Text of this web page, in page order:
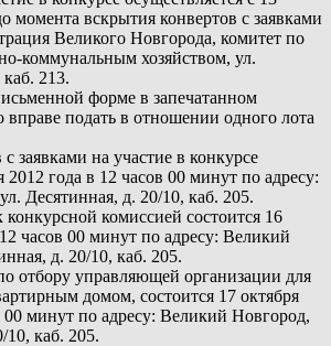
момента вскрытия конвертов с заявками
Великого Новгорода, комитет по
коммунальным хозяйством, ул.
213.
форме в запечатанном
подать в отношении одного лота
заявками на участие в конкурсе
2012 года в 12 часов 00 минут по адресу:
Десятинная, д. 20/10, каб. 205.
конкурсной комиссией состоится 16
часов 00 минут по адресу: Великий
д. 20/10, каб. 205.
отбору управляющей организации для
домом, состоится 17 октября
00 минут по адресу: Великий Новгород,
10, каб. 205.